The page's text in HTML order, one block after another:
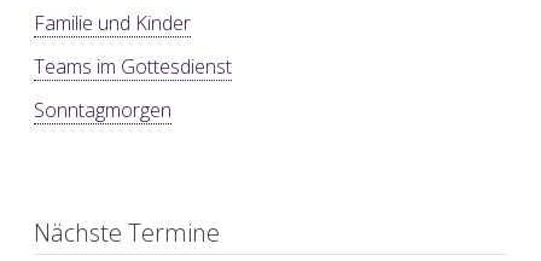
Familie und Kinder
Teams im Gottesdienst
Sonntagmorgen
Nächste Termine